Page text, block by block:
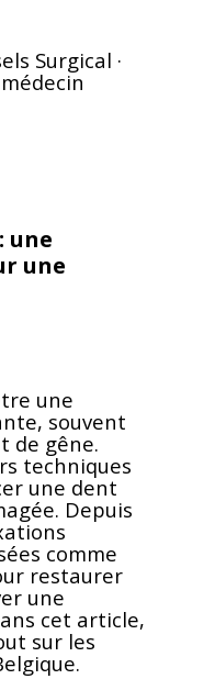
Surgical ·
une
une
une
souvent
de gêne.
techniques
une dent
Depuis
comme
restaurer
une
cet article,
sur les